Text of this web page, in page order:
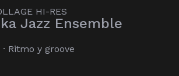
Jazz Ensemble
Ritmo y groove